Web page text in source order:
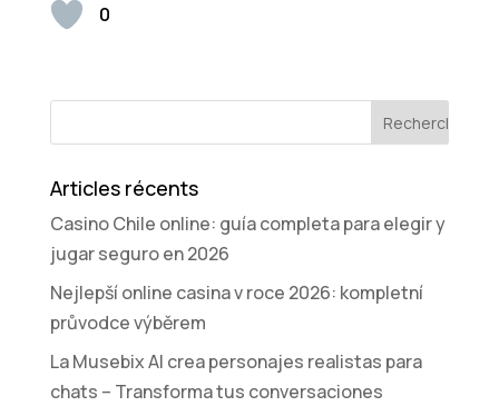
0
Articles récents
Casino Chile online: guía completa para elegir y
jugar seguro en 2026
Nejlepší online casina v roce 2026: kompletní
průvodce výběrem
La Musebix AI crea personajes realistas para
chats – Transforma tus conversaciones